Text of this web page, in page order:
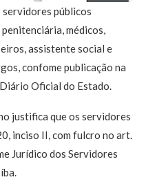
públicos
médicos,
assistente social e
confome publicação na
Oficial do Estado.
justifica que os servidores
inciso II, com fulcro no art.
Jurídico dos Servidores